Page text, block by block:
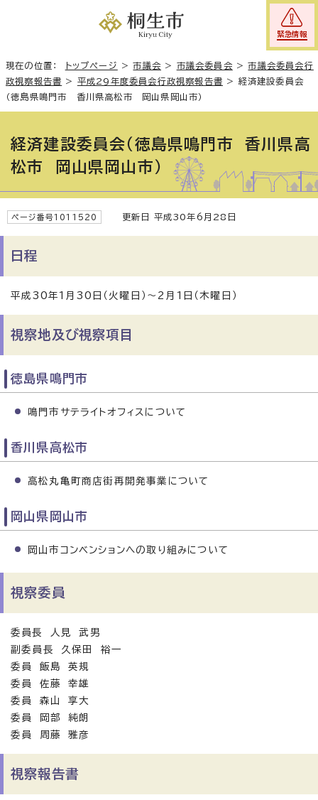
緊急情報
現在の位置： トップページ >市議会 > 市議会委員会 >市議会委員会行
政視察報告書 > 平成29年度委員会行政視察報告書 > 経済建設委員会
（徳島県鳴門市 香川県高松市 岡山県岡山市）
経済建設委員会（徳島県鳴門市 香川県高
松市 岡山県岡山市）
ページ番号1011520 更新日 平成30年6月28日
日程
平成30年1月30日（火曜日）～2月1日（木曜日）
視察地及び視察項目
徳島県鳴門市
鳴門市サテライトオフィスについて
香川県高松市
高松丸亀町商店街再開発事業について
岡山県岡山市
岡山市コンベンションへの取り組みについて
視察委員
委員長 人見 武男
副委員長 久保田 裕一
委員 飯島 英規
委員 佐藤 幸雄
委員 森山 享大
委員 岡部 純朗
委員 周藤 雅彦
視察報告書